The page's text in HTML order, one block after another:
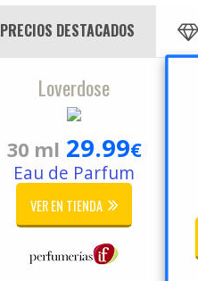
PRECIOS DESTACADOS
Loverdose
30 ml 29.99€
Eau de Parfum
VER EN TIENDA